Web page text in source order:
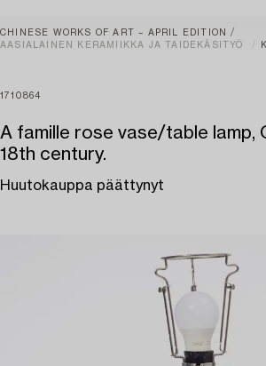
CHINESE WORKS OF ART – APRIL EDITION
AASIALAINEN KERAMIIKKA JA TAIDEKÄSITYÖ
1710864
A famille rose vase/table lamp,
18th century.
Huutokauppa päättynyt